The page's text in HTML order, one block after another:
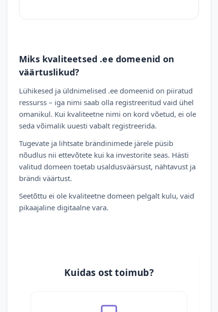
Miks kvaliteetsed .ee domeenid on
väärtuslikud?
Lühikesed ja üldnimelised .ee domeenid on piiratud
ressurss – iga nimi saab olla registreeritud vaid ühel
omanikul. Kui kvaliteetne nimi on kord võetud, ei ole
seda võimalik uuesti vabalt registreerida.
Tugevate ja lihtsate brändinimede järele püsib
nõudlus nii ettevõtete kui ka investorite seas. Hästi
valitud domeen toetab usaldusväärsust, nähtavust ja
brändi väärtust.
Seetõttu ei ole kvaliteetne domeen pelgalt kulu, vaid
pikaajaline digitaalne vara.
Kuidas ost toimub?